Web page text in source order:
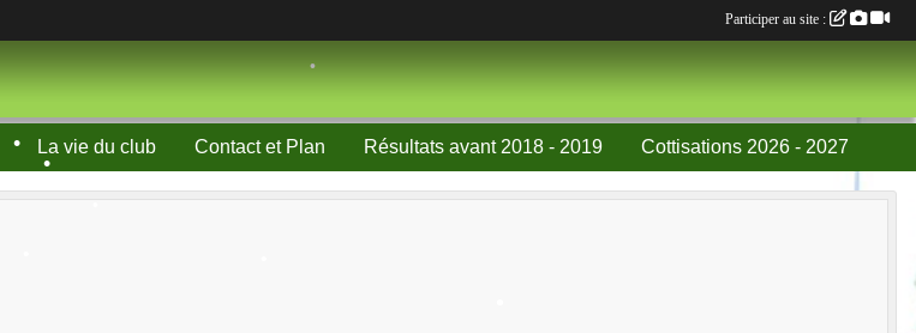
La vie du club Contact et Plan Résultats avant 2018 - 2019 Cottisations 2026 - 2027
Participer au site :
•
•
•